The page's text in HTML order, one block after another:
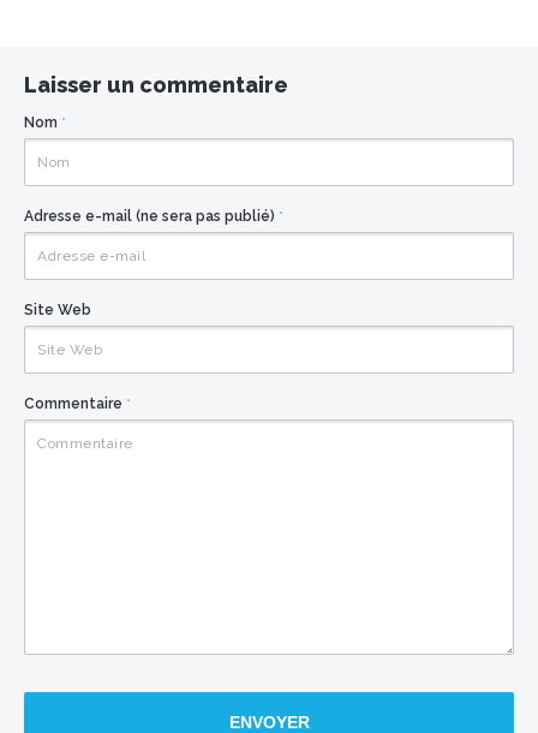
Laisser un commentaire
Nom *
Adresse e-mail (ne sera pas publié) *
Site Web
Commentaire *
ENVOYER